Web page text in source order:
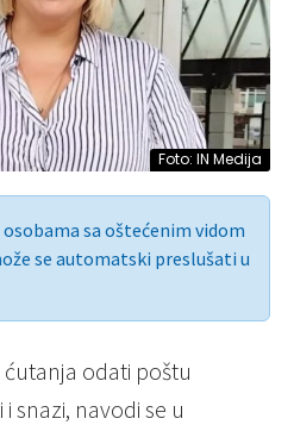
Foto: IN Medija
sa oštećenim vidom
se automatski preslušati u
odati poštu
snazi, navodi se u